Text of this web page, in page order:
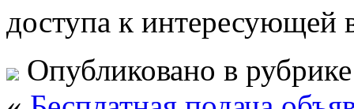
доступа к интересующей
Опубликовано в